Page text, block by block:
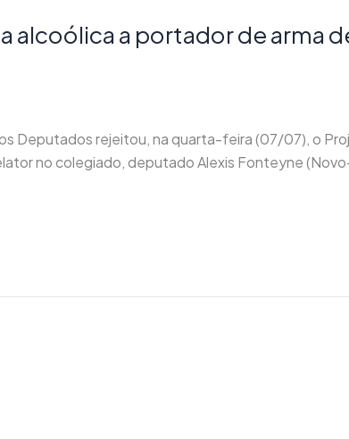
alcoólica a portador de arma
Deputados rejeitou, na quarta-feira (07/07), o
no colegiado, deputado Alexis Fonteyne